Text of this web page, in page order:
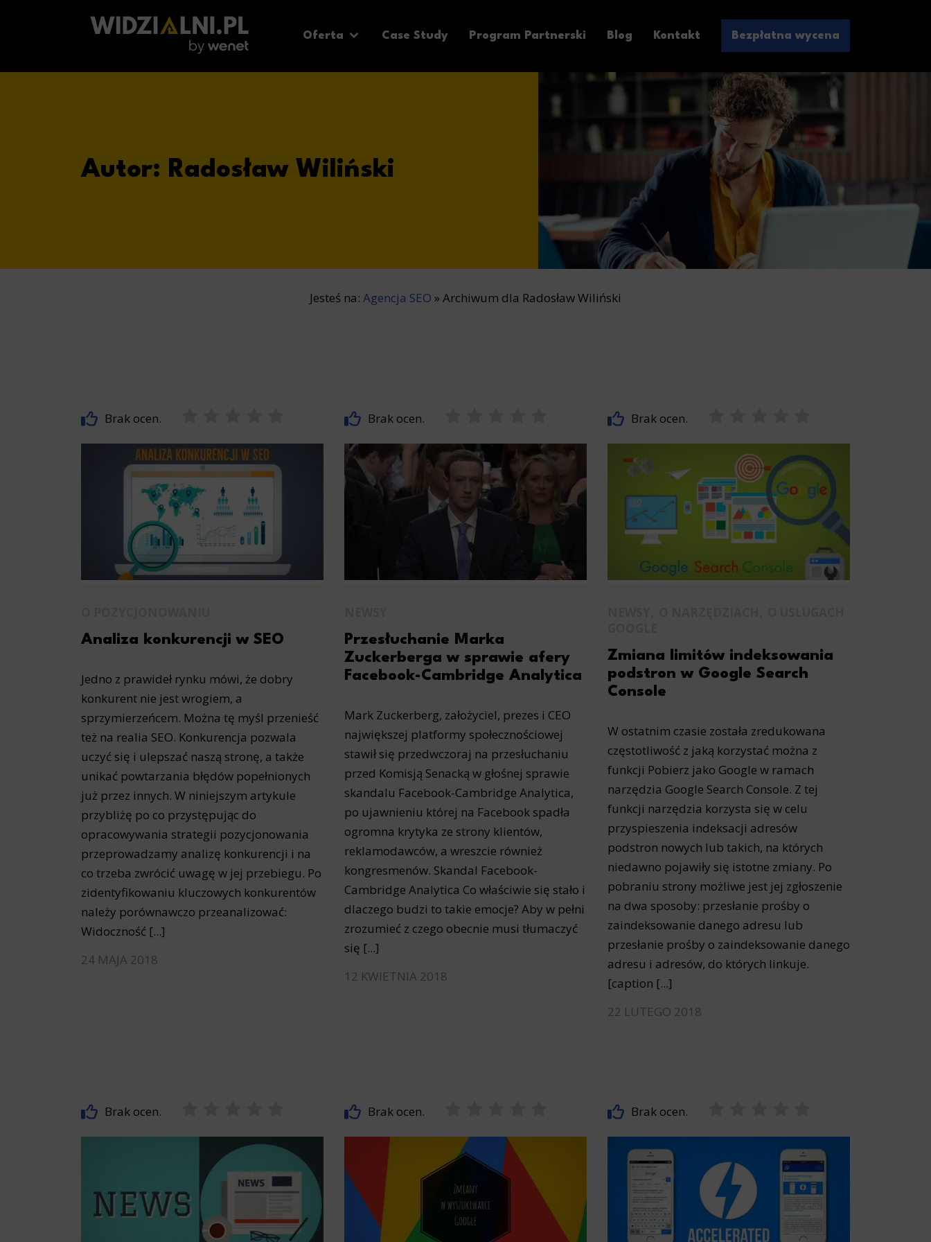
Oferta Case Study Program Partnerski Blog Kontakt Bezpłatna wycena
Autor: Radosław Wiliński
Jesteś na: Agencja SEO »Archiwum dla Radosław Wiliński
Brak ocen.
Analiza konkurencji w SEO
Jedno z prawideł rynku mówi, że dobry
konkurent nie jest wrogiem, a
sprzymierzeńcem. Można tę myśl przenieść
też na realia SEO. Konkurencja pozwala
uczyć się i ulepszać naszą stronę, a także
unikać powtarzania błędów popełnionych
już przez innych. W niniejszym artykule
przybliżę po co przystępując do
opracowywania strategii pozycjonowania
przeprowadzamy analizę konkurencji i na
co trzeba zwrócić uwagę w jej przebiegu. Po
zidentyfikowaniu kluczowych konkurentów
należy porównawczo przeanalizować:
Widoczność [...]
24 MAJA 2018
Brak ocen.
Przesłuchanie Marka
Zuckerberga w sprawie afery
Facebook-Cambridge Analytica
Mark Zuckerberg, założyciel, prezes i CEO
największej platformy społecznościowej
stawił się przedwczoraj na przesłuchaniu
przed Komisją Senacką w głośnej sprawie
skandalu Facebook-Cambridge Analytica,
po ujawnieniu której na Facebook spadła
ogromna krytyka ze strony klientów,
reklamodawców, a wreszcie również
kongresmenów. Skandal Facebook-
Cambridge Analytica Co właściwie się stało i
dlaczego budzi to takie emocje? Aby w pełni
zrozumieć z czego obecnie musi tłumaczyć
się [...]
12 KWIETNIA 2018
Brak ocen.
Zmiana limitów indeksowania
podstron w Google Search
Console
W ostatnim czasie została zredukowana
częstotliwość z jaką korzystać można z
funkcji Pobierz jako Google w ramach
narzędzia Google Search Console. Z tej
funkcji narzędzia korzysta się w celu
przyspieszenia indeksacji adresów
podstron nowych lub takich, na których
niedawno pojawiły się istotne zmiany. Po
pobraniu strony możliwe jest jej zgłoszenie
na dwa sposoby: przesłanie prośby o
zaindeksowanie danego adresu lub
przesłanie prośby o zaindeksowanie danego
adresu i adresów, do których linkuje.
[caption [...]
22 LUTEGO 2018
Brak ocen. Brak ocen. Brak ocen.